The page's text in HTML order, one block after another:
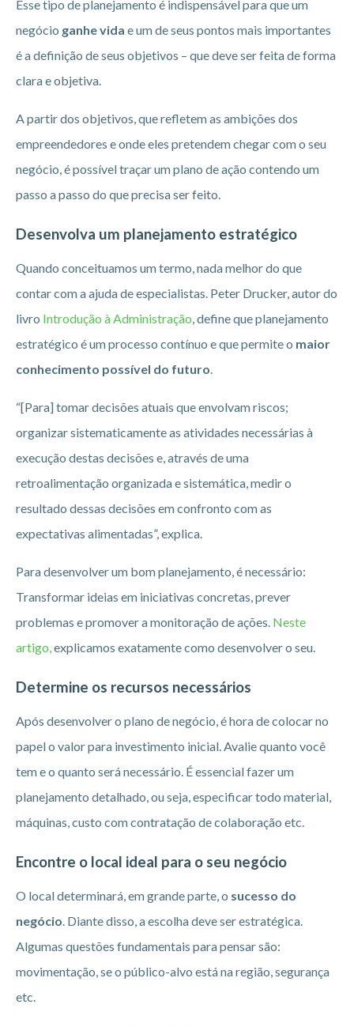
Esse tipo de planejamento é indispensável para que um
negócio ganhe vida e um de seus pontos mais importantes
é a definição de seus objetivos – que deve ser feita de forma
clara e objetiva.
A partir dos objetivos, que refletem as ambições dos
empreendedores e onde eles pretendem chegar com o seu
negócio, é possível traçar um plano de ação contendo um
passo a passo do que precisa ser feito.
Desenvolva um planejamento estratégico
Quando conceituamos um termo, nada melhor do que
contar com a ajuda de especialistas. Peter Drucker, autor do
livro Introdução à Administração, define que planejamento
estratégico é um processo contínuo e que permite o maior
conhecimento possível do futuro.
“[Para] tomar decisões atuais que envolvam riscos;
organizar sistematicamente as atividades necessárias à
execução destas decisões e, através de uma
retroalimentação organizada e sistemática, medir o
resultado dessas decisões em confronto com as
expectativas alimentadas”, explica.
Para desenvolver um bom planejamento, é necessário:
Transformar ideias em iniciativas concretas, prever
problemas e promover a monitoração de ações. Neste
artigo,explicamos exatamente como desenvolver o seu.
Determine os recursos necessários
Após desenvolver o plano de negócio, é hora de colocar no
papel o valor para investimento inicial. Avalie quanto você
tem e o quanto será necessário. É essencial fazer um
planejamento detalhado, ou seja, especificar todo material,
máquinas, custo com contratação de colaboração etc.
Encontre o local ideal para o seu negócio
O local determinará, em grande parte, o sucesso do
negócio. Diante disso, a escolha deve ser estratégica.
Algumas questões fundamentais para pensar são:
movimentação, se o público-alvo está na região, segurança
etc.